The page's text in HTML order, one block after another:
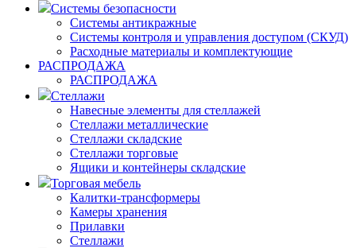
Системы безопасности
Системы антикражные
Системы контроля и управления доступом (СКУД)
Расходные материалы и комплектующие
РАСПРОДАЖА
РАСПРОДАЖА
Стеллажи
Навесные элементы для стеллажей
Стеллажи металлические
Стеллажи складские
Стеллажи торговые
Ящики и контейнеры складские
Торговая мебель
Калитки-трансформеры
Камеры хранения
Прилавки
Стеллажи